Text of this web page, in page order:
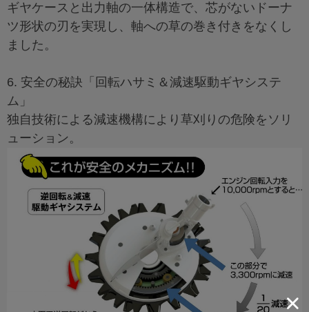
ギヤケースと出力軸の一体構造で、芯がないドーナ
ツ形状の刃を実現し、軸への草の巻き付きをなくし
ました。
6. 安全の秘訣「回転ハサミ＆減速駆動ギヤシステ
ム」
独自技術による減速機構により草刈りの危険をソリ
ューション。